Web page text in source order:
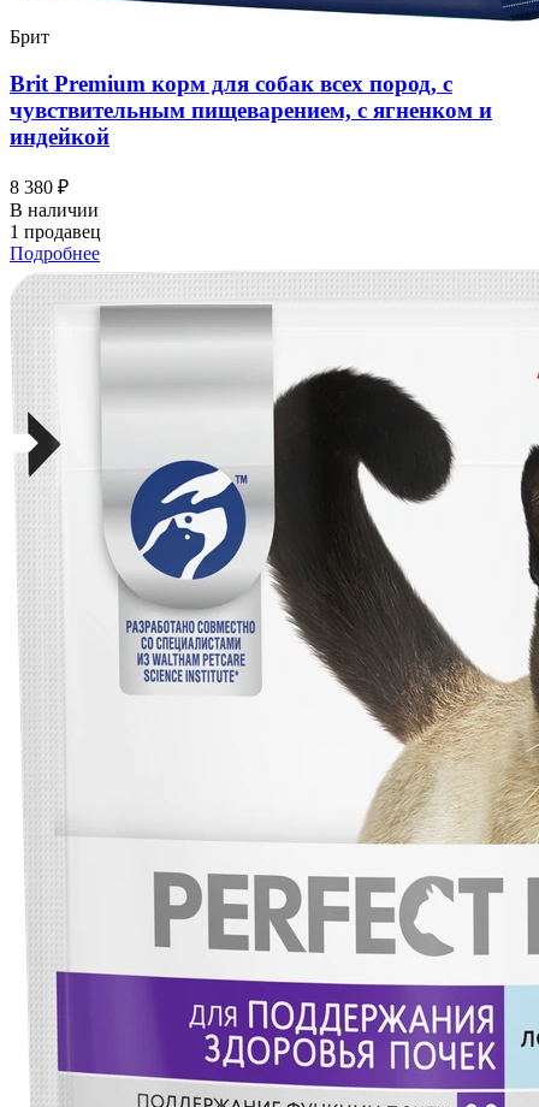
Брит
Brit Premium корм для собак всех пород, с
чувствительным пищеварением, с ягненком и
индейкой
8 380 ₽
В наличии
1 продавец
Подробнее